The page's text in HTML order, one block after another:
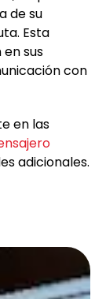
de su
Esta
sus
con
en las
adicionales.